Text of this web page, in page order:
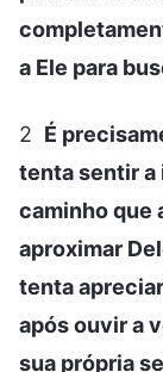
a Ele para
2 É
tenta sentir a
caminho que
aproximar
tenta
após ouvir a
sua própria